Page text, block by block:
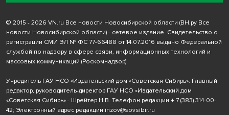
© 2015 - 2026 VN.ru Все новости Новосибирской области (ВН.ру Все
новости Новосибирской области) - сетевое издание. Свидетельство о
регистрации СМИ ЭЛ № ФС 77-66488 от 14.07.2016 выдано Федеральной
службой по надзору в сфере связи, информационных технологий и
массовых коммуникаций (Роскомнадзор)
Учредитель ГАУ НСО «Издательский дом «Советская Сибирь». Главный
редактор, руководитель-директор ГАУ НСО «Издательский дом
«Советская Сибирь» - Шрейтер Н.В. Телефон редакции + 7 (383) 314-00-
42; Электронный адрес редакции inzov@sovsibir.ru